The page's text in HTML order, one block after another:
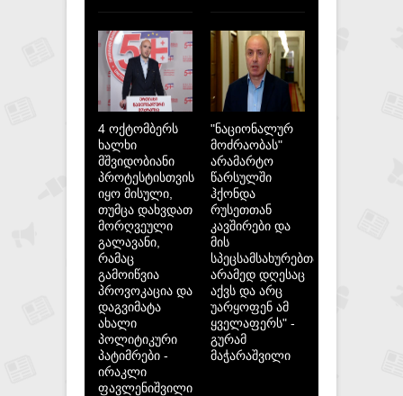
4 ოქტომბერს
ხალხი
მშვიდობიანი
პროტესტისთვის
იყო მისული,
თუმცა დახვდათ
მორღვეული
გალავანი,
რამაც
გამოიწვია
პროვოკაცია და
დაგვიმატა
ახალი
პოლიტიკური
პატიმრები -
ირაკლი
ფავლენიშვილი
"ნაციონალურ
მოძრაობას"
არამარტო
წარსულში
ჰქონდა
რუსეთთან
კავშირები და
მის
სპეცსამსახურებთან,
არამედ დღესაც
აქვს და არც
უარყოფენ ამ
ყველაფერს" -
გურამ
მაჭარაშვილი